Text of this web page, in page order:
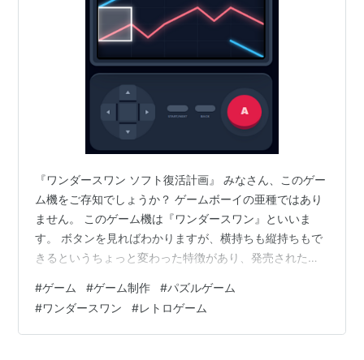
『ワンダースワン ソフト復活計画』 みなさん、このゲー
ム機をご存知でしょうか？ ゲームボーイの亜種ではあり
ません。 このゲーム機は『ワンダースワン』といいま
す。 ボタンを見ればわかりますが、横持ちも縦持ちもで
きるというちょっと変わった特徴があり、発売されたと
ましたし、そのときにはまったゲームもありました。 そ
れがこちら！ 今回も名前は伏せますが、流行したかはわ
かりませんが私はかなりやり込みました！ このゲームを
#ゲーム #ゲーム制作 #パズルゲーム
#ワンダースワン #レトロゲーム